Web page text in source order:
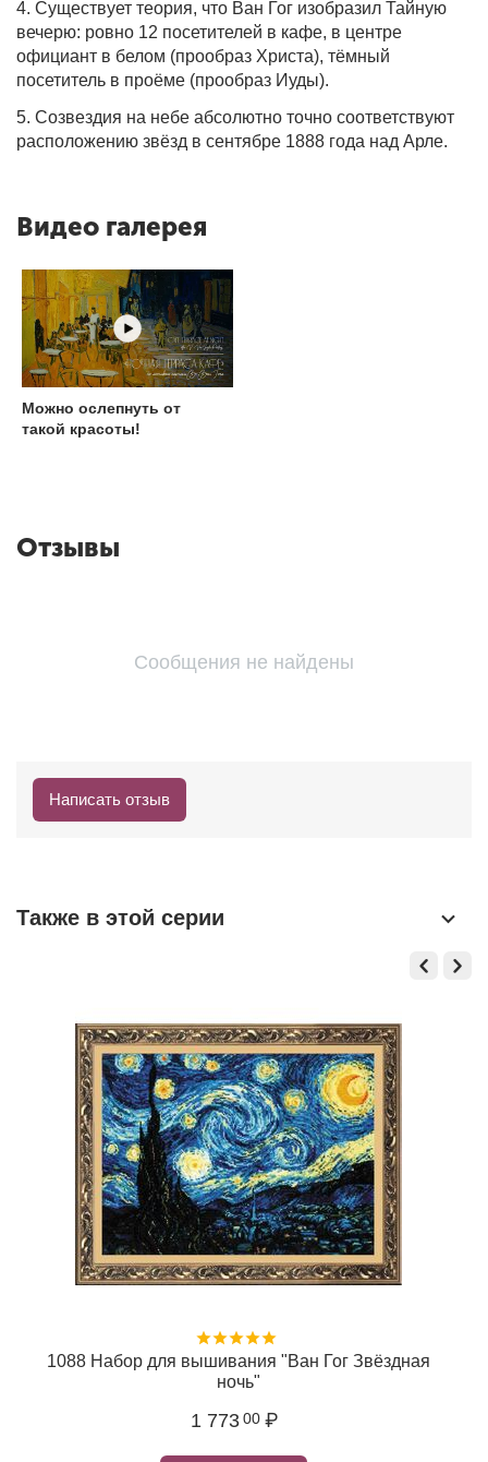
4. Существует теория, что Ван Гог изобразил Тайную
вечерю: ровно 12 посетителей в кафе, в центре
официант в белом (прообраз Христа), тёмный
посетитель в проёме (прообраз Иуды).
5. Созвездия на небе абсолютно точно соответствуют
расположению звёзд в сентябре 1888 года над Арле.
Видео галерея
Можно ослепнуть от
такой красоты!
Отзывы
Сообщения не найдены
Написать отзыв
Также в этой серии
1088 Набор для вышивания "Ван Гог Звёздная
ночь"
1 773 00 ₽